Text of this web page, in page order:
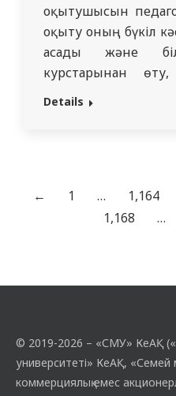
оқытушысын
оқыту оның бүкіл
асады және
курстарынан өту,
тәлімгерлік
отырысы
Details
← 1 … 1,164
1,168
…
© 2019-2026 – «СМУ» КеАҚ
университеті» КеАҚ, «Семей
коммерциялық емес